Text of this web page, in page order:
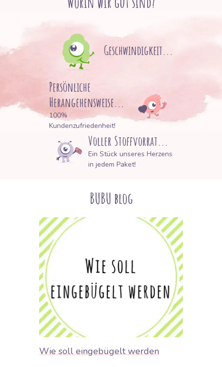
Geschwindigkeit...
Persönliche
Herangehensweise...
100%
Kundenzufriedenheit!
Voller Stoffvorrat...
Ein Stück unseres Herzens
in jedem Paket!
BUBU blog
Wie soll eingebügelt werden